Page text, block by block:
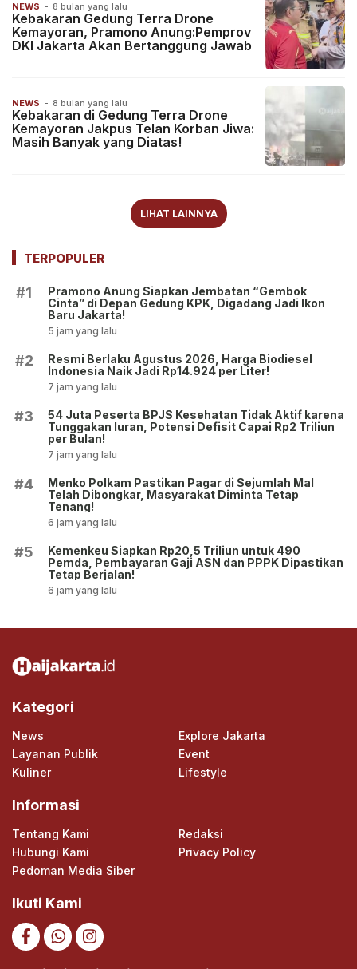
NEWS - 8 bulan yang lalu
Kebakaran Gedung Terra Drone
Kemayoran, Pramono Anung:Pemprov
DKI Jakarta Akan Bertanggung Jawab
NEWS - 8 bulan yang lalu
Kebakaran di Gedung Terra Drone
Kemayoran Jakpus Telan Korban Jiwa:
Masih Banyak yang Diatas!
LIHAT LAINNYA
TERPOPULER
#1
Pramono Anung Siapkan Jembatan “Gembok
Cinta” di Depan Gedung KPK, Digadang Jadi Ikon
Baru Jakarta!
5 jam yang lalu
#2
Resmi Berlaku Agustus 2026, Harga Biodiesel
Indonesia Naik Jadi Rp14.924 per Liter!
7 jam yang lalu
#3
54 Juta Peserta BPJS Kesehatan Tidak Aktif karena
Tunggakan Iuran, Potensi Defisit Capai Rp2 Triliun
per Bulan!
7 jam yang lalu
#4
Menko Polkam Pastikan Pagar di Sejumlah Mal
Telah Dibongkar, Masyarakat Diminta Tetap
Tenang!
6 jam yang lalu
#5
Kemenkeu Siapkan Rp20,5 Triliun untuk 490
Pemda, Pembayaran Gaji ASN dan PPPK Dipastikan
Tetap Berjalan!
6 jam yang lalu
Kategori
News
Explore Jakarta
Layanan Publik
Event
Kuliner
Lifestyle
Informasi
Tentang Kami
Redaksi
Hubungi Kami
Privacy Policy
Pedoman Media Siber
Ikuti Kami